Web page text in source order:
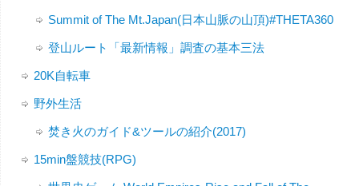
Summit of The Mt.Japan(日本山脈の山頂)#THETA360
登山ルート「最新情報」調査の基本三法
20K自転車
野外生活
焚き火のガイド&ツールの紹介(2017)
15min盤競技(RPG)